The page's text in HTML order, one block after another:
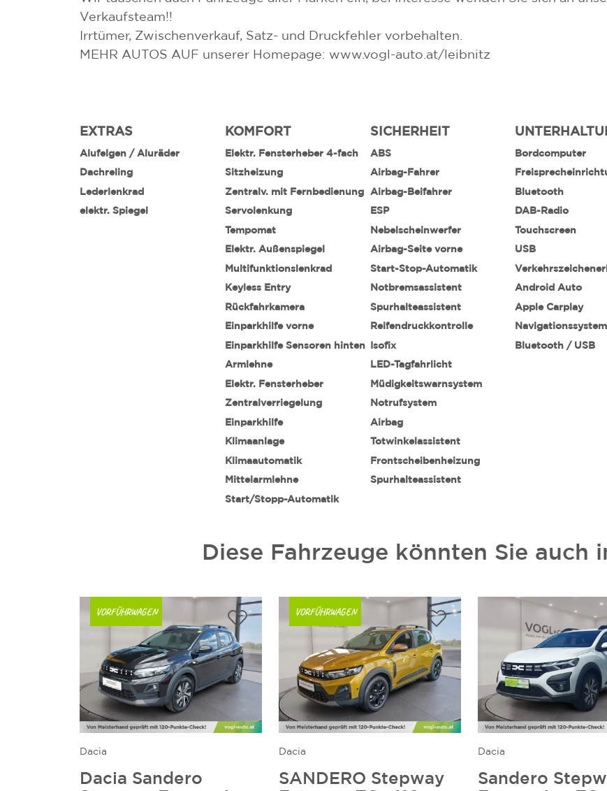
Verkaufsteam!!
Irrtümer, Zwischenverkauf, Satz- und Druckfehler vorbehalten.
MEHR AUTOS AUF unserer Homepage: www.vogl-auto.at/leibnitz
EXTRAS
Alufelgen / Aluräder
Dachreling
Lederlenkrad
elektr. Spiegel
KOMFORT
Elektr. Fensterheber 4-fach
Sitzheizung
Zentralv. mit Fernbedienung
Servolenkung
Tempomat
Elektr. Außenspiegel
Multifunktionslenkrad
Keyless Entry
Rückfahrkamera
Einparkhilfe vorne
Einparkhilfe Sensoren hinten
Armlehne
Elektr. Fensterheber
Zentralverriegelung
Einparkhilfe
Klimaanlage
Klimaautomatik
Mittelarmlehne
Start/Stopp-Automatik
SICHERHEIT
ABS
Airbag-Fahrer
Airbag-Beifahrer
ESP
Nebelscheinwerfer
Airbag-Seite vorne
Start-Stop-Automatik
Notbremsassistent
Spurhalteassistent
Reifendruckkontrolle
Isofix
LED-Tagfahrlicht
Müdigkeitswarnsystem
Notrufsystem
Airbag
Totwinkelassistent
Frontscheibenheizung
Spurhalteassistent
Bordcomputer
Bluetooth
DAB-Radio
Touchscreen
USB
Android Auto
Apple Carplay
Navigationssystem
Bluetooth / USB
Diese Fahrzeuge könnten Sie auch
VORFÜHRWAGEN
Dacia
Dacia Sandero
VORFÜHRWAGEN
Dacia
SANDERO Stepway
Dacia
Sandero